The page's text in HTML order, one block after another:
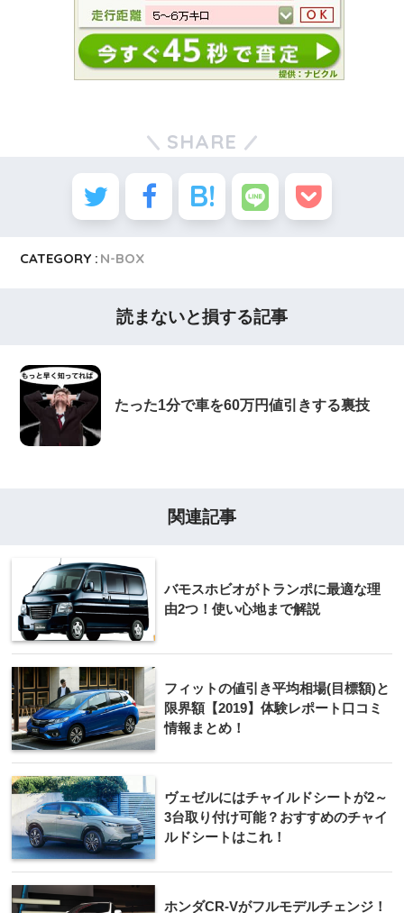
SHARE
CATEGORY : N-BOX
読まないと損する記事
たった1分で車を60万円値引きする裏技
関連記事
バモスホビオがトランポに最適な理
由2つ！使い心地まで解説
フィットの値引き平均相場(目標額)と
限界額【2019】体験レポート口コミ
情報まとめ！
ヴェゼルにはチャイルドシートが2～
3台取り付け可能？おすすめのチャイ
ルドシートはこれ！
ホンダCR-Vがフルモデルチェンジ！